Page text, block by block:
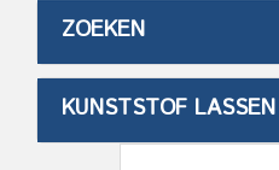
ZOEKEN
KUNSTSTOF LASSEN